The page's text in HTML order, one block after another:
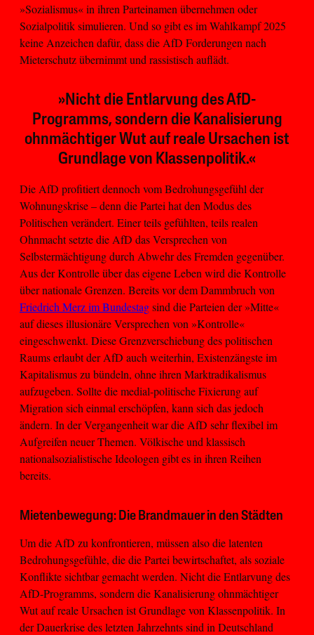
»Sozialismus« in ihren Parteinamen übernehmen oder
Sozialpolitik simulieren. Und so gibt es im Wahlkampf 2025
keine Anzeichen dafür, dass die AfD Forderungen nach
Mieterschutz übernimmt und rassistisch auflädt.
»Nicht die Entlarvung des AfD-
Programms, sondern die Kanalisierung
ohnmächtiger Wut auf reale Ursachen ist
Grundlage von Klassenpolitik.«
Die AfD profitiert dennoch vom Bedrohungsgefühl der
Wohnungskrise – denn die Partei hat den Modus des
Politischen verändert. Einer teils gefühlten, teils realen
Ohnmacht setzte die AfD das Versprechen von
Selbstermächtigung durch Abwehr des Fremden gegenüber.
Aus der Kontrolle über das eigene Leben wird die Kontrolle
über nationale Grenzen. Bereits vor dem Dammbruch von
Friedrich Merz im Bundestagsind die Parteien der »Mitte«
auf dieses illusionäre Versprechen von »Kontrolle«
eingeschwenkt. Diese Grenzverschiebung des politischen
Raums erlaubt der AfD auch weiterhin, Existenzängste im
Kapitalismus zu bündeln, ohne ihren Marktradikalismus
aufzugeben. Sollte die medial-politische Fixierung auf
Migration sich einmal erschöpfen, kann sich das jedoch
ändern. In der Vergangenheit war die AfD sehr flexibel im
Aufgreifen neuer Themen. Völkische und klassisch
nationalsozialistische Ideologen gibt es in ihren Reihen
bereits.
Mietenbewegung: Die Brandmauer in den Städten
Um die AfD zu konfrontieren, müssen also die latenten
Bedrohungsgefühle, die die Partei bewirtschaftet, als soziale
Konflikte sichtbar gemacht werden. Nicht die Entlarvung des
AfD-Programms, sondern die Kanalisierung ohnmächtiger
Wut auf reale Ursachen ist Grundlage von Klassenpolitik. In
der Dauerkrise des letzten Jahrzehnts sind in Deutschland